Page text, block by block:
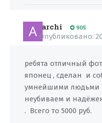
archi 905
Опубликовано:
ребята отличный
японец , сделан и
умнейшими людьми
неубиваем и
. Всего то 5000 руб.